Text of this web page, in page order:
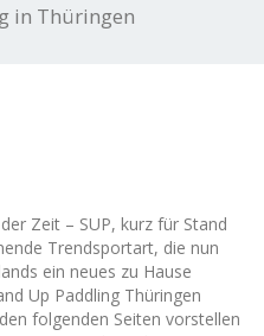
in Thüringen
Zeit – SUP, kurz für Stand
Trendsportart, die nun
ein neues zu Hause
Up Paddling Thüringen
folgenden Seiten vorstellen